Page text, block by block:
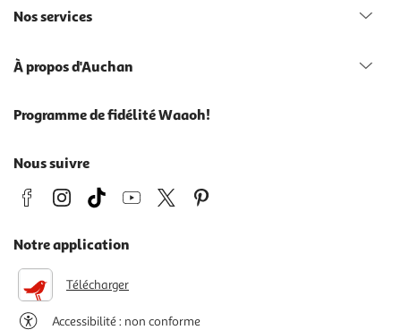
Nos services
À propos d'Auchan
Programme de fidélité Waaoh!
Nous suivre
Notre application
Télécharger
Accessibilité : non conforme